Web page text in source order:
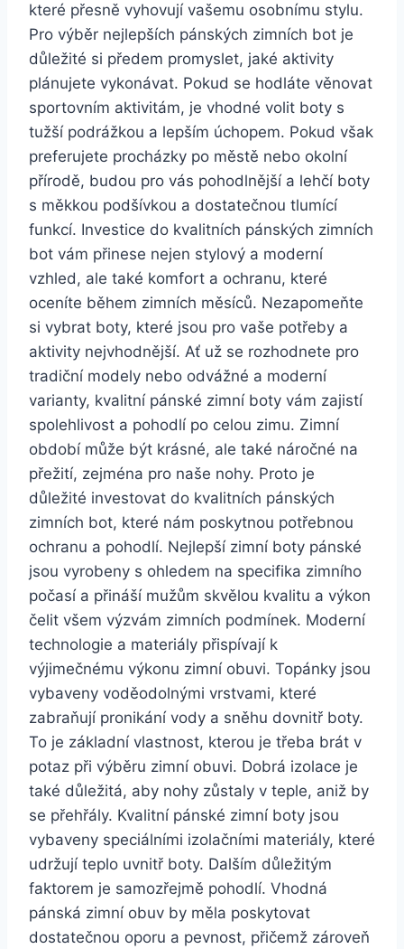
které ⁣přesně vyhovují vašemu osobnímu stylu.
Pro ‌výběr nejlepších pánských zimních bot je
důležité si předem promyslet,​ jaké aktivity
plánujete vykonávat. Pokud⁢ se hodláte věnovat
sportovním aktivitám,‍ je⁤ vhodné volit boty s
tužší podrážkou a lepším úchopem. Pokud ⁣však
preferujete ‍procházky‌ po městě ‍nebo okolní
přírodě, budou pro vás pohodlnější ‌a lehčí ⁣boty
s měkkou podšívkou ​a dostatečnou tlumící
funkcí. Investice do kvalitních pánských zimních
bot vám přinese nejen stylový a‌ moderní
vzhled, ale také⁤ komfort a⁣ ochranu, které
oceníte během zimních měsíců. Nezapomeňte
si vybrat‌ boty,​ které ‍jsou pro vaše potřeby‌ a
‍aktivity nejvhodnější. Ať už se rozhodnete pro‌
tradiční⁢ modely nebo odvážné a moderní
varianty, kvalitní pánské zimní boty vám zajistí
spolehlivost a pohodlí po celou zimu. Zimní
období může být krásné, ale ‍také náročné na
přežití, zejména⁤ pro naše nohy. Proto je
‍důležité investovat do kvalitních pánských
zimních bot,​ které nám poskytnou potřebnou
ochranu a pohodlí. Nejlepší zimní boty pánské
jsou vyrobeny s ohledem⁢ na specifika zimního
počasí a přináší mužům⁣ skvělou kvalitu a výkon
‌čelit všem výzvám zimních podmínek. Moderní
technologie a materiály přispívají k
⁤výjimečnému ​výkonu zimní obuvi. Topánky jsou
vybaveny voděodolnými vrstvami, které
zabraňují‌ pronikání vody a sněhu ⁤dovnitř boty.
To je‍ základní vlastnost, kterou je ⁣třeba ⁣brát⁣ v
potaz ⁢při ⁣výběru zimní obuvi. ⁣Dobrá izolace je⁤
také důležitá, aby nohy‌ zůstaly v ⁣teple, aniž by
⁢se přehřály. Kvalitní pánské⁤ zimní boty jsou
vybaveny​ speciálními izolačními materiály, které
udržují​ teplo uvnitř boty. Dalším důležitým
⁤faktorem je ⁤samozřejmě pohodlí. ​Vhodná
pánská ‍zimní obuv by ⁤měla poskytovat⁢
dostatečnou ‍oporu a pevnost, přičemž zároveň⁤